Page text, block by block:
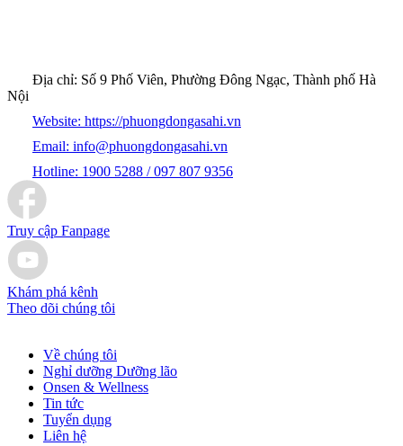
Địa chỉ: Số 9 Phố Viên, Phường Đông Ngạc, Thành phố Hà
Nội
Website: https://phuongdongasahi.vn
Email: info@phuongdongasahi.vn
Hotline: 1900 5288 / 097 807 9356
Truy cập Fanpage
Khám phá kênh
Theo dõi chúng tôi
Về chúng tôi
Nghỉ dưỡng Dưỡng lão
Onsen & Wellness
Tin tức
Tuyển dụng
Liên hệ